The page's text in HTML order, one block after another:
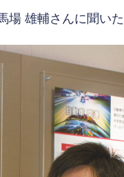
雄輔さんに聞いた